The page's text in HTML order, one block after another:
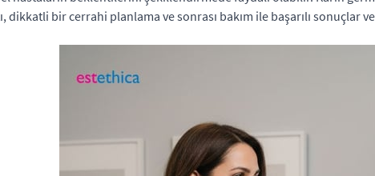
dikkatli bir cerrahi planlama ve sonrası bakım ile başarılı sonuçlar